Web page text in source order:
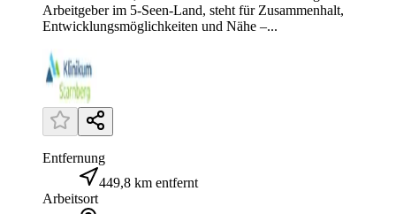
Arbeitgeber im 5-Seen-Land, steht für Zusammenhalt,
Entwicklungsmöglichkeiten und Nähe –...
Entfernung
449,8 km entfernt
Arbeitsort